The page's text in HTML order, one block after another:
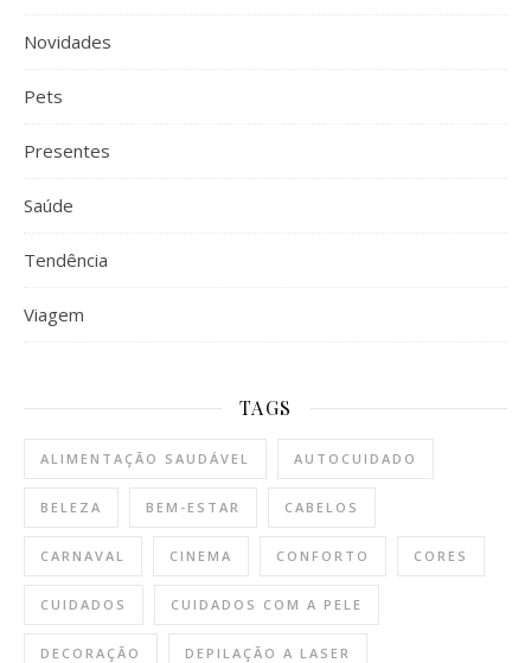
Novidades
Pets
Presentes
Saúde
Tendência
Viagem
TAGS
ALIMENTAÇÃO SAUDÁVEL AUTOCUIDADO
BELEZA BEM-ESTAR CABELOS
CARNAVAL CINEMA CONFORTO CORES
CUIDADOS CUIDADOS COM A PELE
DECORAÇÃO DEPILAÇÃO A LASER